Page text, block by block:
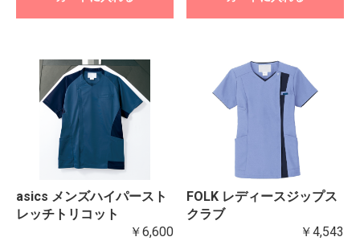
asics メンズハイパースト
レッチトリコット
￥6,600
FOLK レディースジップス
クラブ
￥4,543